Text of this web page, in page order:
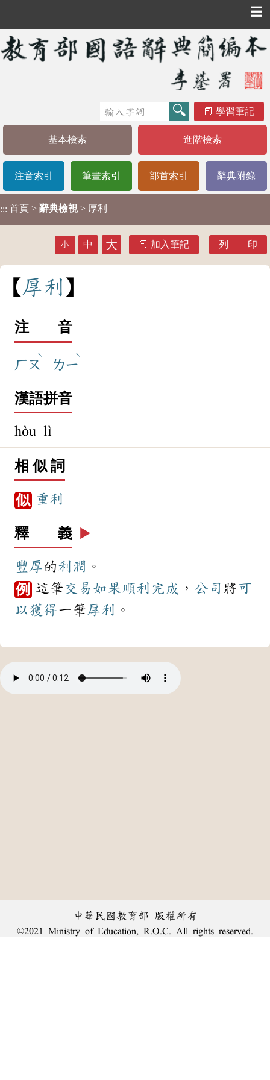
☰
學習筆記
基本檢索 進階檢索
注音索引 筆畫索引 部首索引 辭典附錄
::: 首頁 > 辭典檢視 > 厚利
小 中 大 加入筆記 列 印
厚利
注 音
ㄏㄡ
ˋ
ㄌㄧ
ˋ
漢語拼音
hòu lì
相 似 詞
似 重利
釋 義 ▶️
豐厚 的利潤 。
例 這筆 交易 如果順利 完成 ， 公司 將可
以獲得一筆厚利 。
中華民國教育部 版權所有
©2021 Ministry of Education, R.O.C. All rights reserved.